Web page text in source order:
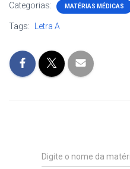
Categorias: MATÉRIAS MÉDICAS
Tags: Letra A